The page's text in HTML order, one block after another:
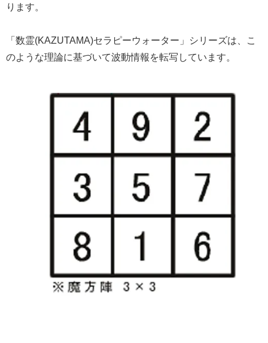
ります。
「数霊(KAZUTAMA)セラピーウォーター」シリーズは、こ
のような理論に基づいて波動情報を転写しています。